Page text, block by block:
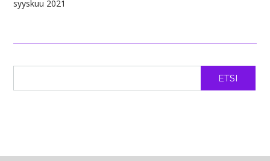
syyskuu 2021
ETSI